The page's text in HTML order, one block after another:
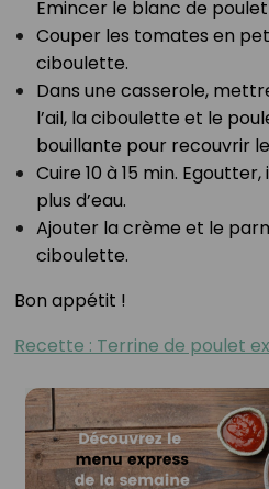
Emincer le blanc de
Couper les tomates en
ciboulette.
Dans une casserole,
l’ail, la ciboulette et le
bouillante pour recouvrir
Cuire 10 à 15 min.
plus d’eau.
Ajouter la crème et le
ciboulette.
Bon appétit !
Recette : Terrine de poulet